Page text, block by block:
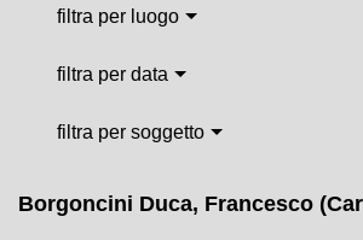
filtra per luogo
filtra per data
filtra per soggetto
Borgoncini Duca, Francesco